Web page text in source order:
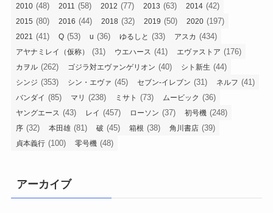
2010 (48) 2011 (58) 2012 (77) 2013 (63) 2014 (42)
2015 (80) 2016 (44) 2018 (32) 2019 (50) 2020 (197)
2021 (41) Q (53) u (36) ゆるしと (33) アスカ (434)
アヤナミレイ（仮称） (31) ウエハース (41) エヴァストア (176)
カヲル (262) ゴジラ対エヴァンゲリオン (40) シト新生 (44)
シンジ (353) シン・エヴァ (45) セブン-イレブン (31) ネルフ (41)
バンダイ (85) マリ (238) ミサト (73) ムービック (36)
ヤングエース (43) レイ (457) ローソン (37) 初号機 (248)
序 (32) 本田雄 (81) 破 (45) 箱根 (38) 角川書店 (39)
貞本義行 (100) 零号機 (48)
アーカイブ